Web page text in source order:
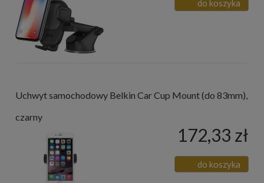
do koszyka
Uchwyt samochodowy Belkin Car Cup Mount (do 83mm),
czarny
172,33 zł
do koszyka